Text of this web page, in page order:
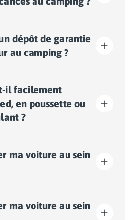
faudra donc l’acquitter lors
en ligne ou une fois sur place.
dépôt de garantie
au camping ?
en ligne ou une fois sur place.
il facilement
en poussette ou
?
à pied, en poussette ou en
ma voiture au sein
le parking prévu à cet effet.
ma voiture au sein